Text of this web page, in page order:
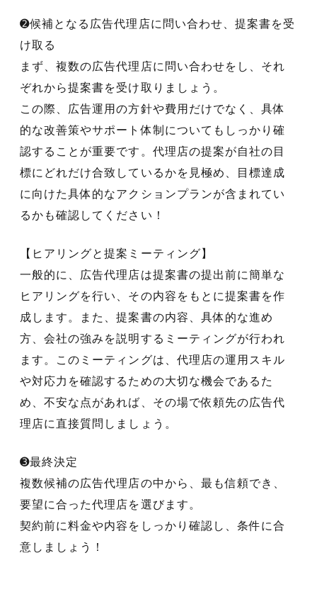
➋候補となる広告代理店に問い合わせ、提案書を受
け取る
まず、複数の広告代理店に問い合わせをし、それ
ぞれから提案書を受け取りましょう。
この際、広告運用の方針や費用だけでなく、具体
的な改善策やサポート体制についてもしっかり確
認することが重要です。代理店の提案が自社の目
標にどれだけ合致しているかを見極め、目標達成
に向けた具体的なアクションプランが含まれてい
るかも確認してください！
【ヒアリングと提案ミーティング】
一般的に、広告代理店は提案書の提出前に簡単な
ヒアリングを行い、その内容をもとに提案書を作
成します。また、提案書の内容、具体的な進め
方、会社の強みを説明するミーティングが行われ
ます。このミーティングは、代理店の運用スキル
や対応力を確認するための大切な機会であるた
め、不安な点があれば、その場で依頼先の広告代
理店に直接質問しましょう。
➌最終決定
複数候補の広告代理店の中から、最も信頼でき、
要望に合った代理店を選びます。
契約前に料金や内容をしっかり確認し、条件に合
意しましょう！